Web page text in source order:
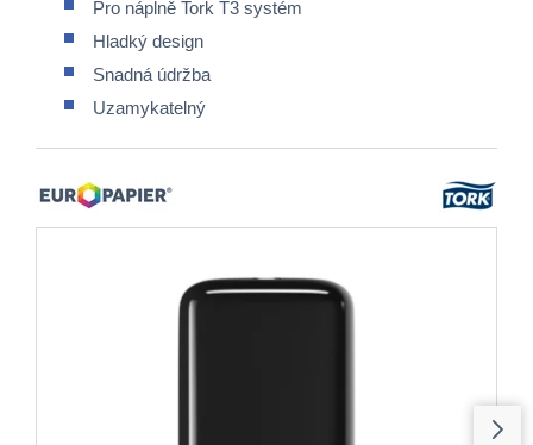
Pro náplně Tork T3 systém
Hladký design
Snadná údržba
Uzamykatelný